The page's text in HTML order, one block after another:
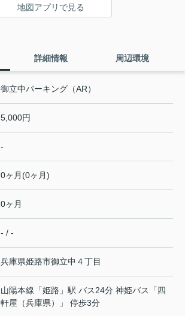
地図アプリで見る
詳細情報 周辺環境
御立中パーキング（AR）
5,000円
-
0ヶ月(0ヶ月)
0ヶ月
- / -
兵庫県姫路市御立中 ４丁目
山陽本線 「姫路 」駅 バス24分 神姫バス「四
軒屋（兵庫県）」 停歩3分